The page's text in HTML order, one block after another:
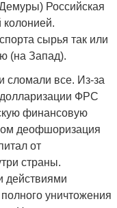
Российская
сырья так или
(на Запад).
сломали все. Из-за
ФРС
финансовую
деофшоризация
от
страны.
действиями
уничтожения